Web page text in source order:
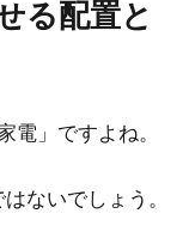
る配置と
電」ですよね。
ないでしょう。